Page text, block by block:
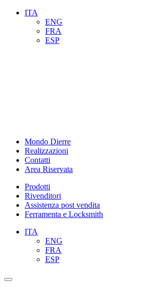
ITA
ENG
FRA
ESP
Mondo Dierre
Realizzazioni
Contatti
Area Riservata
Prodotti
Rivenditori
Assistenza post vendita
Ferramenta e Locksmith
ITA
ENG
FRA
ESP